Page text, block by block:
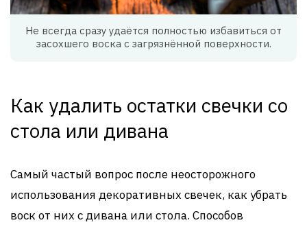
Не всегда сразу удаётся полностью избавиться от
засохшего воска с загрязнённой поверхности.
Как удалить остатки свечки со
стола или дивана
Самый частый вопрос после неосторожного
использования декоративных свечек, как убрать
воск от них с дивана или стола. Способов